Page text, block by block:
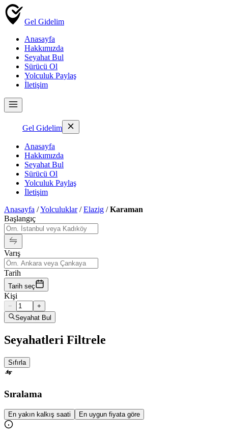
Gel Gidelim
Anasayfa
Hakkımızda
Seyahat Bul
Sürücü Ol
Yolculuk Paylaş
İletişim
Gel Gidelim
Anasayfa
Hakkımızda
Seyahat Bul
Sürücü Ol
Yolculuk Paylaş
İletişim
Anasayfa /Yolculuklar/Elazig /Karaman
Başlangıç
Varış
Tarih
Tarih seç
Kişi
−
+
Seyahat Bul
Seyahatleri Filtrele
Sıfırla
Sıralama
En yakın kalkış saati En uygun fiyata göre